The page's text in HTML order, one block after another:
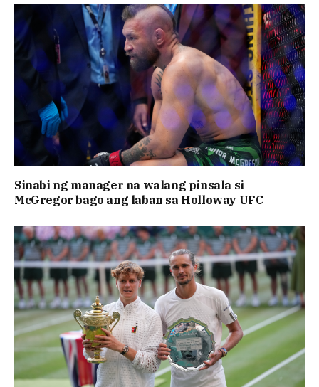
Sinabi ng manager na walang pinsala si
McGregor bago ang laban sa Holloway UFC